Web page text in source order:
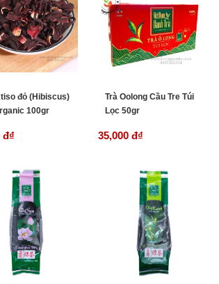
đỏ (Hibiscus)
100gr
đ₫
Trà Oolong Cầu Tre Túi
Lọc 50gr
35,000 đ₫